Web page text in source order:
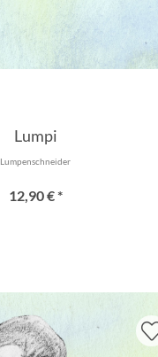
Lumpi
Lumpenschneider
12,90 € *